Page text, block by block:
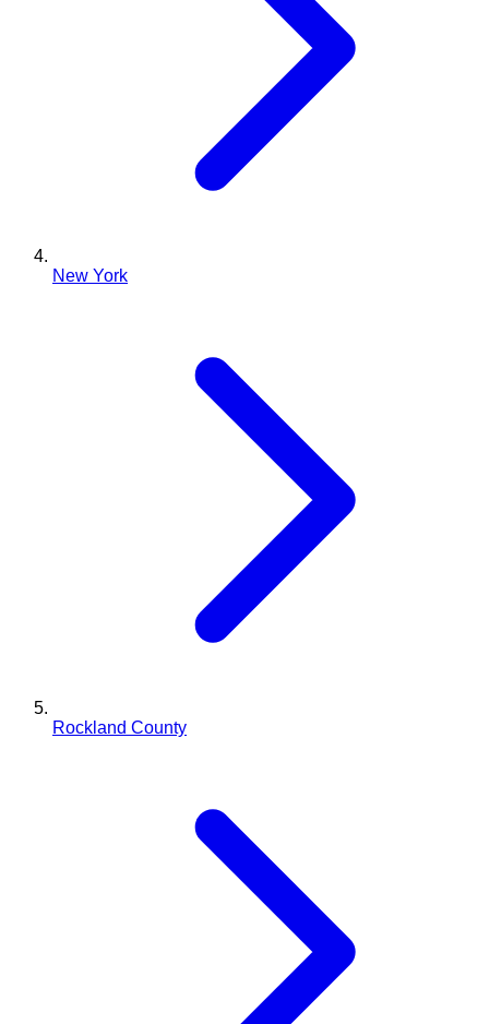
New York
Rockland County